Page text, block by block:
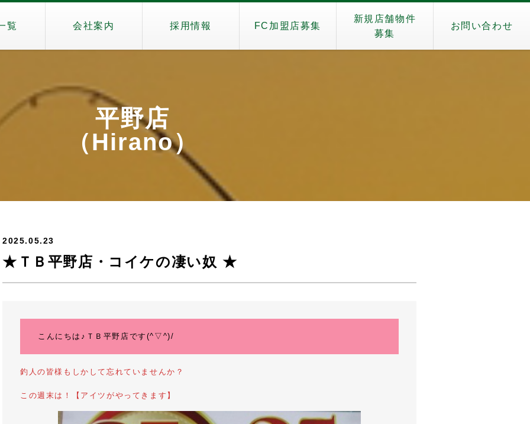
覧 会社案内 採用情報 FC加盟店募集
新規店舗物件
募集
お問い合わせ
平野店
（Hirano）
2025.05.23
★ＴＢ平野店・コイケの凄い奴 ★
こんにちは♪ＴＢ平野店です(^▽^)/
釣人の皆様もしかして忘れていませんか？
この週末は！【アイツがやってきます】